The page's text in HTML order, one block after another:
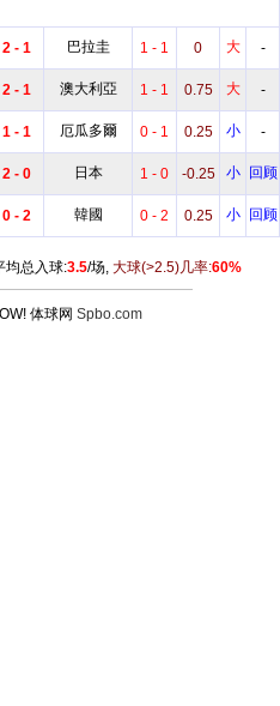
2 - 1 巴拉圭 1 - 1 0 大
-
2 - 1 澳大利亞 1 - 1 0.75 大
-
1 - 1 厄瓜多爾 0 - 1 0.25 小
-
2 - 0 日本 1 - 0 -0.25 小
回顾
0 - 2 韓國 0 - 2 0.25 小 回顾
均总入球:3.5/场, 大球(>2.5)几率:60%
体球网 Spbo.com